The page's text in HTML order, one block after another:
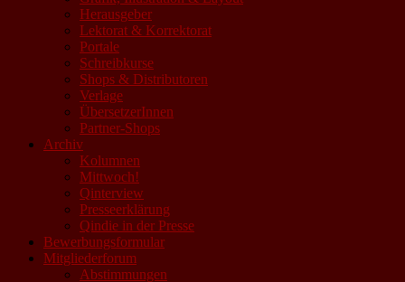
Herausgeber
Lektorat & Korrektorat
Portale
Schreibkurse
Shops & Distributoren
Verlage
ÜbersetzerInnen
Partner-Shops
Archiv
Kolumnen
Mittwoch!
Qinterview
Presseerklärung
Qindie in der Presse
Bewerbungsformular
Mitgliederforum
Abstimmungen